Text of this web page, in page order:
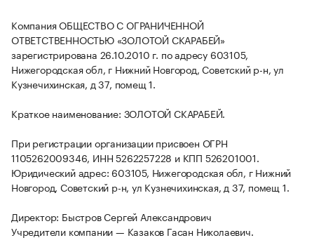
Компания ОБЩЕСТВО С ОГРАНИЧЕННОЙ
ОТВЕТСТВЕННОСТЬЮ «ЗОЛОТОЙ СКАРАБЕЙ»
зарегистрирована 26.10.2010 г. по адресу 603105,
Нижегородская обл, г Нижний Новгород, Советский р-н, ул
Кузнечихинская, д 37, помещ 1.
Краткое наименование: ЗОЛОТОЙ СКАРАБЕЙ.
При регистрации организации присвоен ОГРН
1105262009346, ИНН 5262257228 и КПП 526201001.
Юридический адрес: 603105, Нижегородская обл, г Нижний
Новгород, Советский р-н, ул Кузнечихинская, д 37, помещ 1.
Директор: Быстров Сергей Александрович
Учредители компании — Казаков Гасан Николаевич.